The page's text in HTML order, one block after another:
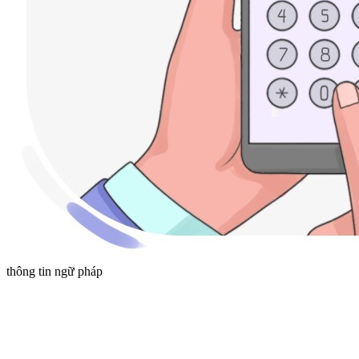
thông tin ngữ pháp